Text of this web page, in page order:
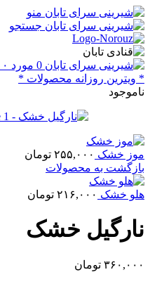
منو
جستجو
0 مورد ۰
* ویترین روزانه محصولات *
ناموجود
موز خشک ۲۵۵,۰۰۰ تومان
بازگشت به محصولات
هلو خشک ۲۱۶,۰۰۰ تومان
نارگیل خشک
۳۶۰,۰۰۰ تومان